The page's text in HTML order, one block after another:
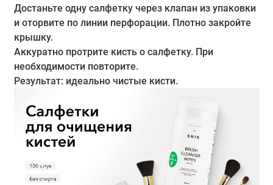
Достаньте одну салфетку через клапан из упаковки
и оторвите по линии перфорации. Плотно закройте
крышку.
Аккуратно протрите кисть о салфетку. При
необходимости повторите.
Результат: идеально чистые кисти.